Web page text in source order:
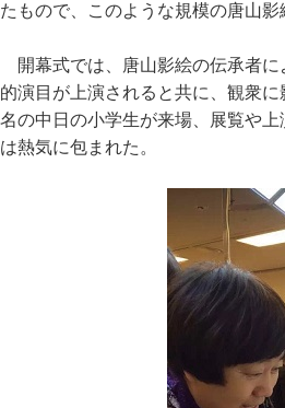
たもので、このような規模の唐山
開幕式では、唐山影絵の伝承者
的演目が上演されると共に、観衆
名の中日の小学生が来場、展覧や
は熱気に包まれた。